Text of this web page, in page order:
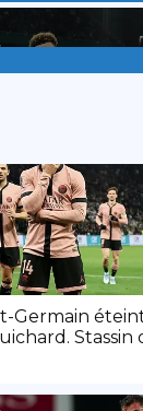
3Posts
Germain
Stassin